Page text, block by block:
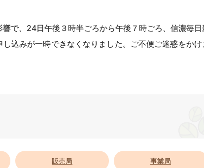
で、24日午後３時半ごろから午後７時ごろ、信濃毎日
込みが一時できなくなりました。ご不便ご迷惑をかけ
販売局 事業局